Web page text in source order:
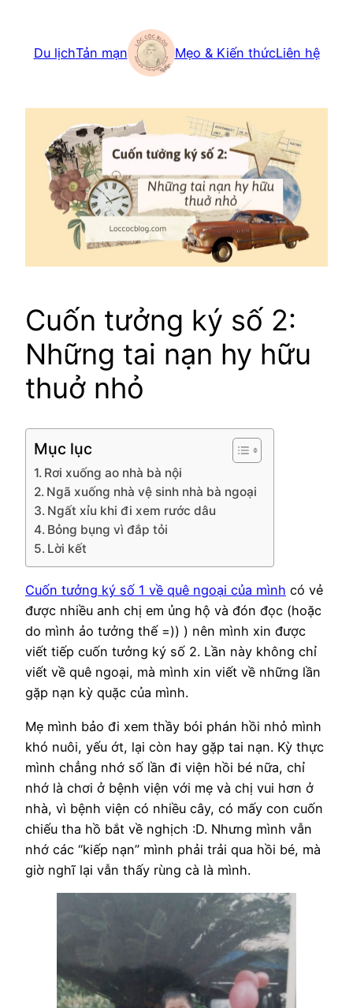
contentDu lịchTản mạn Mẹo & Kiến thứcLiên hệ
Cuốn tưởng ký số 2:
Những tai nạn hy hữu
thuở nhỏ
Mục lục
Rơi xuống ao nhà bà nội
Ngã xuống nhà vệ sinh nhà bà ngoại
Ngất xỉu khi đi xem rước dâu
Bỏng bụng vì đắp tỏi
Lời kết
Cuốn tưởng ký số 1 về quê ngoại của mình có vẻ
được nhiều anh chị em ủng hộ và đón đọc (hoặc
do mình ảo tưởng thế =)) ) nên mình xin được
viết tiếp cuốn tưởng ký số 2. Lần này không chỉ
viết về quê ngoại, mà mình xin viết về những lần
gặp nạn kỳ quặc của mình.
Mẹ mình bảo đi xem thầy bói phán hồi nhỏ mình
khó nuôi, yếu ớt, lại còn hay gặp tai nạn. Kỳ thực
mình chẳng nhớ số lần đi viện hồi bé nữa, chỉ
nhớ là chơi ở bệnh viện với mẹ và chị vui hơn ở
nhà, vì bệnh viện có nhiều cây, có mấy con cuốn
chiếu tha hồ bắt về nghịch :D. Nhưng mình vẫn
nhớ các “kiếp nạn” mình phải trải qua hồi bé, mà
giờ nghĩ lại vẫn thấy rùng cà là mình.